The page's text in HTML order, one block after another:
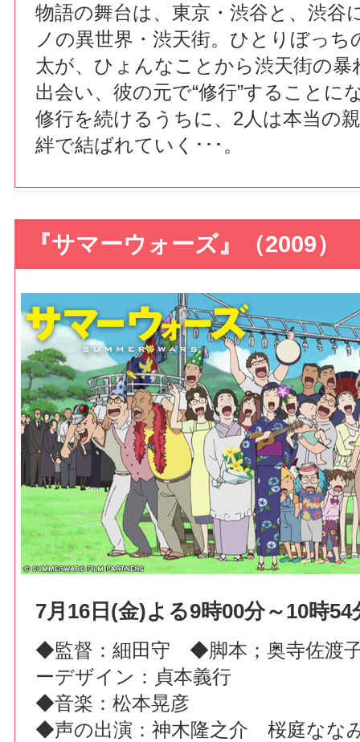
物語の舞台は、東京・渋谷と、渋谷
ノの異世界・渋天街。ひとりぼっち
太が、ひょんなことから渋天街の暴
出会い、彼の元で“修行”することに
修行を続けるうちに、2人は本当の
絆で結ばれていく･･･。
『サマーウォーズ』（2009）
7月16日(金)よる9時00分～10時54
◆監督：細田守 ◆脚本；奥寺佐渡
ーデザイン：貞本義行
◆音楽：松本晃彦
◆声の出演：神木隆之介 桜庭な